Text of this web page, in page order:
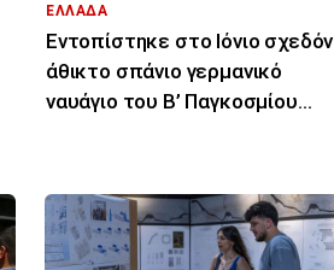
ΕΛΛΑΔΑ
Εντοπίστηκε στο Ιόνιο σχεδόν
άθικτο σπάνιο γερμανικό
ναυάγιο του Β’ Παγκοσμίου